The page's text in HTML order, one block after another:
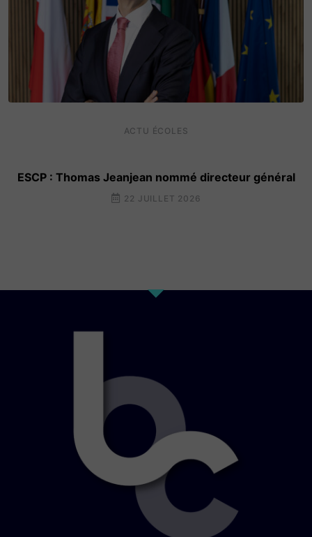
ACTU ÉCOLES
ESCP : Thomas Jeanjean nommé directeur général
22 JUILLET 2026